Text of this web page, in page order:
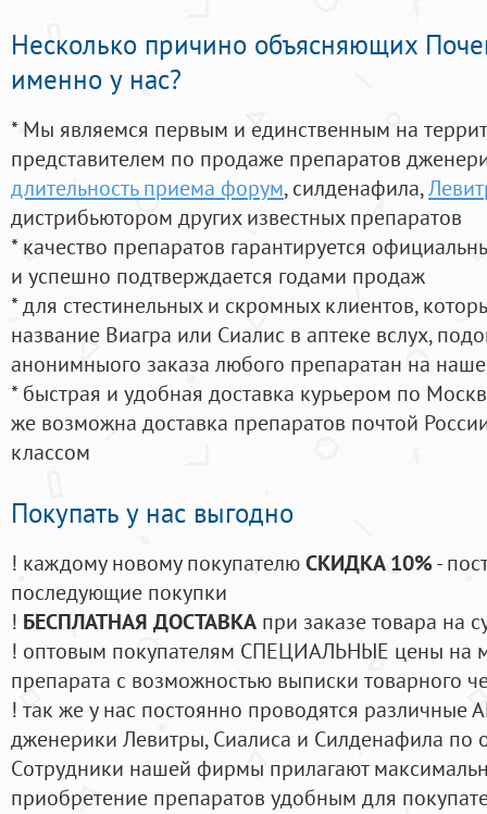
Несколько причино объясняющих
именно у нас?
* Мы являемся первым и единственным на
представителем по продаже препаратов
длительность приема форум, силденафила,
дистрибьютором других известных препаратов
* качество препаратов гарантируется
и успешно подтверждается годами продаж
* для стестинельных и скромных клиентов,
название Виагра или Сиалис в аптеке вслух,
анонимныого заказа любого препаратан на
* быстрая и удобная доставка курьером по
же возможна доставка препаратов почтой
классом
Покупать у нас выгодно
! каждому новому покупателюСКИДКА 10%-
последующие покупки
! БЕСПЛАТНАЯ ДОСТАВКА при заказе товара на
! оптовым покупателям СПЕЦИАЛЬНЫЕ цены на
препарата с возможностью выписки товарного
! так же у нас постоянно проводятся
дженерики Левитры, Сиалиса и Силденафила по
Cотрудники нашей фирмы прилагают
приобретение препаратов удобным для